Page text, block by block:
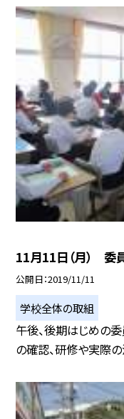
11月11日（月） 委
公開日 2019/11/11
学校全体の取組
午後、後期はじめの
の確認、研修や実際